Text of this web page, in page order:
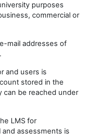
purposes
commercial or
mail addresses of
and users is
stored in the
can be reached under
LMS for
assessments is